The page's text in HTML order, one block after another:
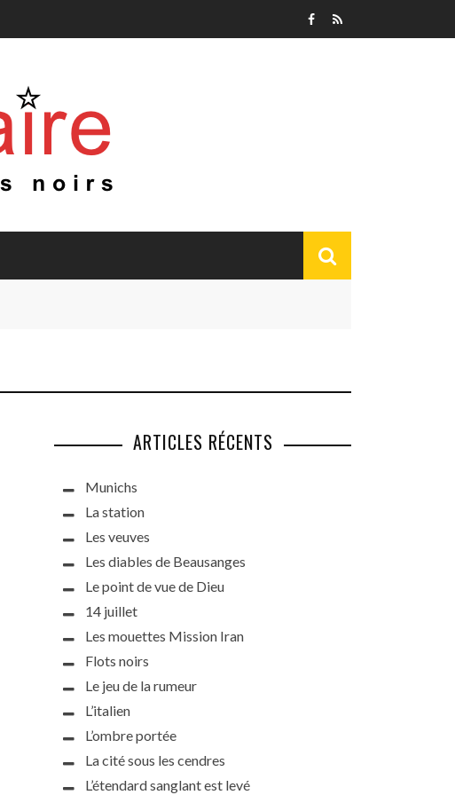
ARTICLES RÉCENTS
Munichs
La station
Les veuves
Les diables de Beausanges
Le point de vue de Dieu
14 juillet
Les mouettes Mission Iran
Flots noirs
Le jeu de la rumeur
L’italien
L’ombre portée
La cité sous les cendres
L’étendard sanglant est levé